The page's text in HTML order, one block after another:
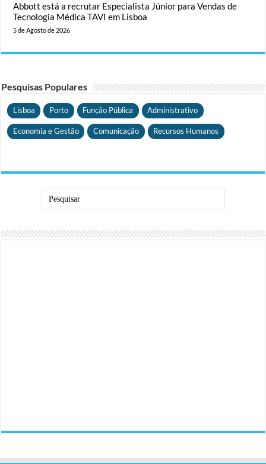
Abbott está a recrutar Especialista Júnior para Vendas de
Tecnologia Médica TAVI em Lisboa
5 de Agosto de 2026
Pesquisas Populares
Lisboa Porto Função Pública Administrativo
Economia e Gestão Comunicação Recursos Humanos